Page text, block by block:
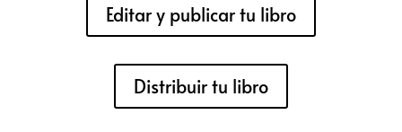
Editar y publicar tu libro
Distribuir tu libro